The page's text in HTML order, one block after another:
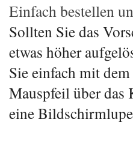
Einfach bestellen
Sollten Sie das
etwas höher
Sie einfach mit
Mauspfeil über das
eine